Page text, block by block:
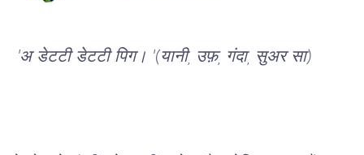
'अ डेटटी डेटटी पिग। '(यानी, उफ़, गंदा, सुअर सा)